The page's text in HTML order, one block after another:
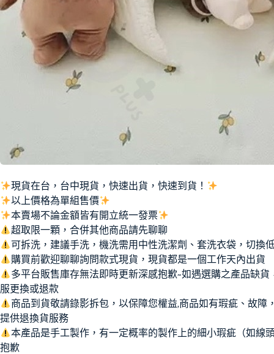
現貨在台，台中現貨，快速出貨，快速到貨！
以上價格為單組售價
本賣場不論金額皆有開立統一發票
超取限一顆，合併其他商品請先聊聊
可拆洗，建議手洗，機洗需用中性洗潔劑、套洗衣袋，切換
購買前歡迎聊聊詢問款式現貨，現貨都是一個工作天內出貨
多平台販售庫存無法即時更新深感抱歉~如遇選購之產品缺
服更換或退款
商品到貨敬請錄影拆包，以保障您權益,商品如有瑕疵、故
提供退換貨服務
本產品是手工製作，有一定概率的製作上的細小瑕疵（如線
抱歉